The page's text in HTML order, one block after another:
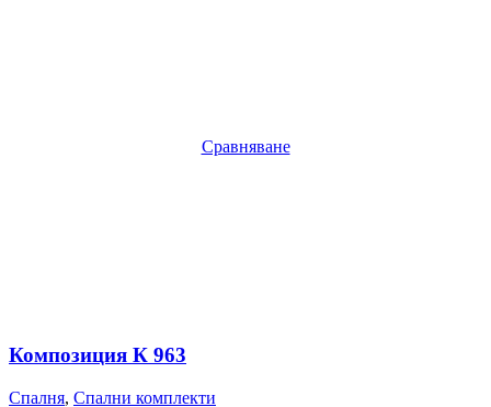
Сравняване
Композиция К 963
Спалня, Спални комплекти